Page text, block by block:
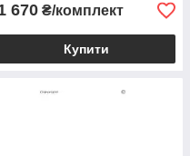
670 ₴/комплект
Купити